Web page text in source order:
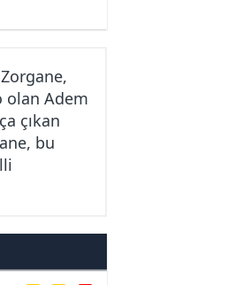
olan Adem
çıkan
bu